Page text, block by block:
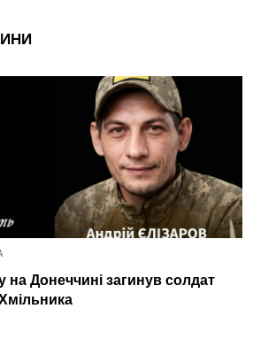
на Донеччині загинув солдат